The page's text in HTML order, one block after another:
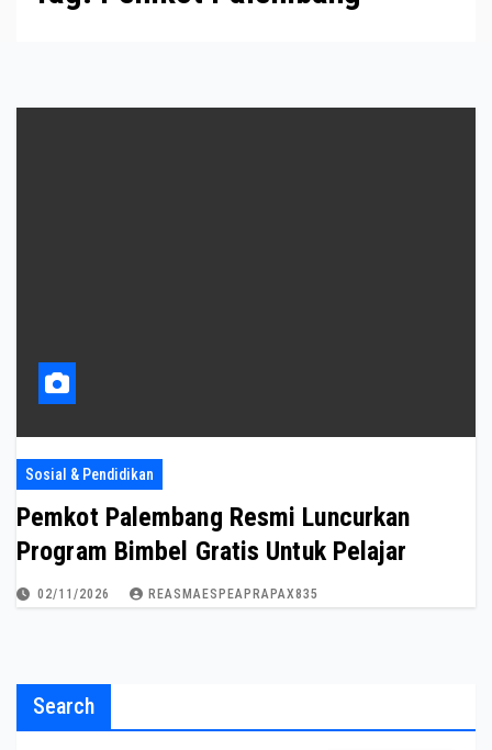
Sosial & Pendidikan
Pemkot Palembang Resmi Luncurkan
Program Bimbel Gratis Untuk Pelajar
02/11/2026 REASMAESPEAPRAPAX835
Search